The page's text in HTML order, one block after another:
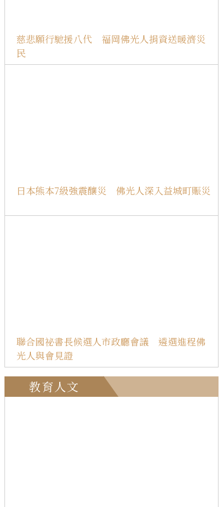
慈悲願行馳援八代 福岡佛光人捐資送暖濟災
民
日本熊本7級強震釀災 佛光人深入益城町賑災
聯合國祕書長候選人市政廳會議 遴選進程佛
光人與會見證
教育人文